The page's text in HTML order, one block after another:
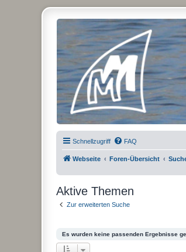
Micro Magic Forum
Schnellzugriff FAQ
Webseite Foren-Übersicht
Aktive Themen
Zur erweiterten Suche
Es wurden keine passenden Ergebnisse